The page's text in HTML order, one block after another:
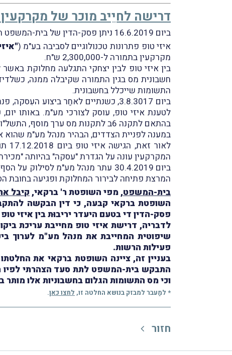
דרישה לחיֵיב מוכר של
ביום 16.6.2019 ניתן פסק-הדין של בית-המשפט המחוזי בתל-אביב בעניין
איזי טופ פתרונות טכנולוגיים לסביבה בע"מ (
מקרקעין בתמורה ל-2,300,000 ש"ח.
בין איזי טופ לבין יצחקי התגלעה מחלוקת
חשבונית מס בגין התמורה שקיבלה ממנה,
התשומות שייכלל בחשבונית.
ביום 3.8.3017, כשנתיים לאחַר
לטענת איזי טופ, עוסק לצורכי מע"מ. באותו
בהתאם לתקנה 6ב לתקנות מס ערך מוסף, התשל"ו-1976, ובהתאם לקבוע כי פנחסי אינה חייבה בהוצאת חשבונית מס.
במענה לפניית הצדדים, הבהיר מנהל מע"מ שהוא
המקרקעין עונה על הגדרת "עסקה" בהיותה
ביום 30.4.2019 עתר מנהל מע"מ
המרצת פתיחה לבירור המחלוקת ופגיעה בחובת
בית-המשפט, מפי השופטת ר' ברקאי,קיבל
השופטת ברקאי קבעה, כי דין הבקשה
פסק-הדין די בטעם היעדר יריבוּת בין איזי
לדבריה, דרישת איזי טופ מחייבת עריכת
שיפוטית המחייבת את מנהל מע"מ לערוך
פעילות הרשות.
בעניין זה, ציינה השופטת ברקאי את
וכי מס התשומות הגלום בחשבוניות אלו
* למַעבר למבזק בנושא החלטה זו, לחצו כאן.
חזור